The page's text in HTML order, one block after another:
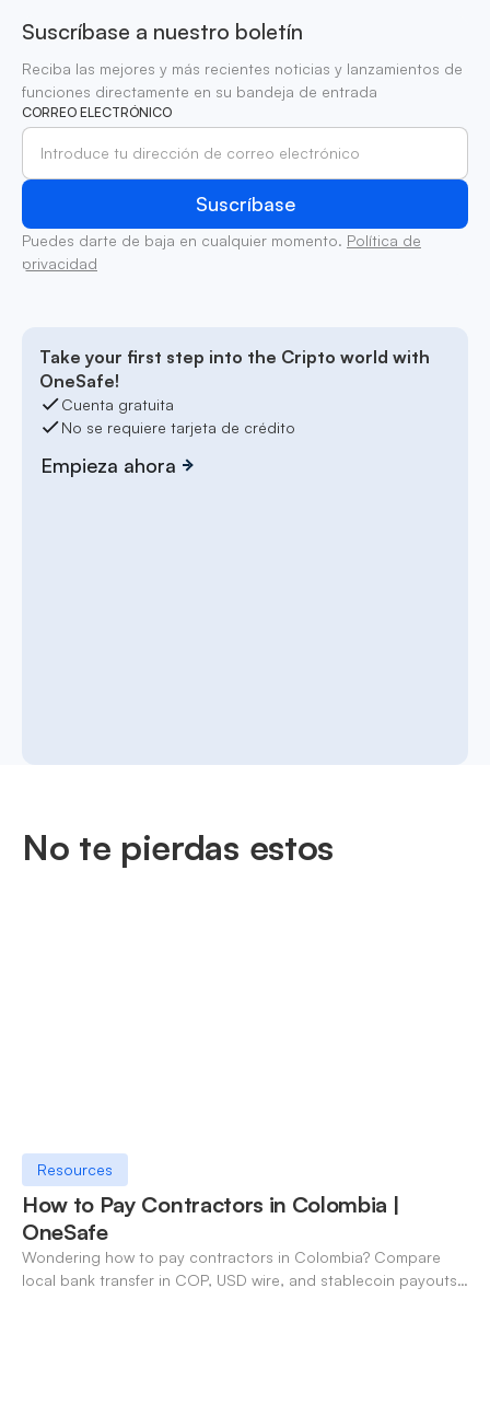
Suscríbase a nuestro boletín
Reciba las mejores y más recientes noticias y lanzamientos de
funciones directamente en su bandeja de entrada
CORREO ELECTRÓNICO
Puedes darte de baja en cualquier momento. Política de
privacidad
Take your first step into the Cripto world with
OneSafe!
Cuenta gratuita
No se requiere tarjeta de crédito
Empieza ahora
No te pierdas estos
Resources
How to Pay Contractors in Colombia |
OneSafe
Wondering how to pay contractors in Colombia? Compare
local bank transfer in COP, USD wire, and stablecoin payouts.